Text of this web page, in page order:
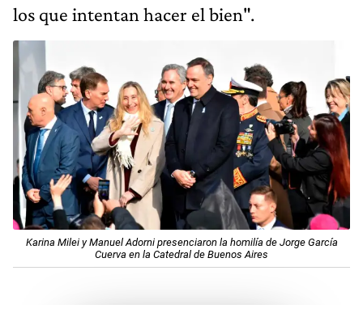
los que intentan hacer el bien".
Karina Milei y Manuel Adorni presenciaron la homilía de Jorge García
Cuerva en la Catedral de Buenos Aires